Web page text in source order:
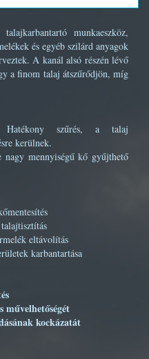
munkaeszköz,
és egyéb szilárd anyagok
A kanál alsó részén lévő
a finom talaj átszűrődjön, míg
szűrés, a talaj
kerülnek.
nagy mennyiségű kő gyűjthető
eltávolítás
karbantartása
művelhetőségét
kockázatát